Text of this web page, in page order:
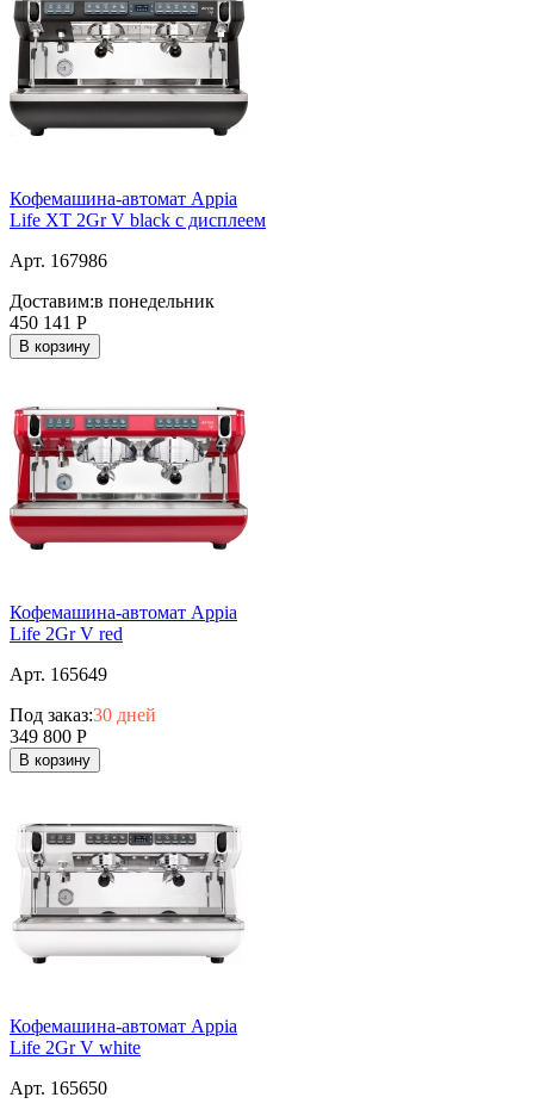
Кофемашина-автомат Appia
Life XT 2Gr V black с дисплеем
Арт. 167986
Доставим:в понедельник
450 141 Р
В корзину
Кофемашина-автомат Appia
Life 2Gr V red
Арт. 165649
Под заказ:30 дней
349 800 Р
В корзину
Кофемашина-автомат Appia
Life 2Gr V white
Арт. 165650